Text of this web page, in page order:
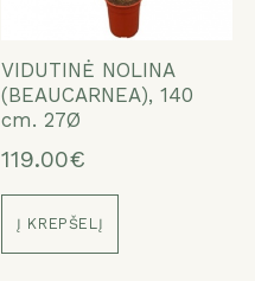
VIDUTINĖ NOLINA
(BEAUCARNEA), 140
cm. 27Ø
119.00€
Į KREPŠELĮ